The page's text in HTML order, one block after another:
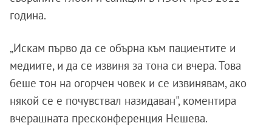
година.
„Искам първо да се обърна към пациентите и
медиите, и да се извиня за тона си вчера. Това
беше тон на огорчен човек и се извинявам, ако
някой се е почувствал назидаван", коментира
вчерашната пресконференция Нешева.